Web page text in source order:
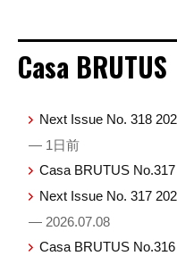
Casa BRUTUS
Next Issue No. 318
— 1日前
Casa BRUTUS
Next Issue No. 317
— 2026.07.08
Casa BRUTUS